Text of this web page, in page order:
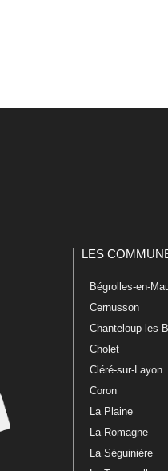
LES
Bégrolles-en-
Cernusson
Chanteloup-les-
Cholet
Cléré-sur-Layon
Coron
La Plaine
La Romagne
La Séguinière